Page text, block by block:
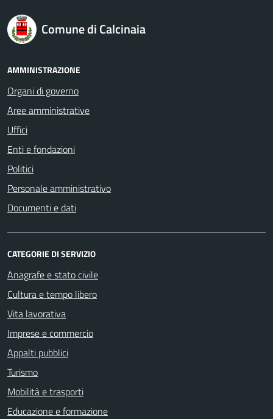
logo Unione Europea
Comune di Calcinaia
AMMINISTRAZIONE
Organi di governo
Aree amministrative
Uffici
Enti e fondazioni
Politici
Personale amministrativo
Documenti e dati
CATEGORIE DI SERVIZIO
Anagrafe e stato civile
Cultura e tempo libero
Vita lavorativa
Imprese e commercio
Appalti pubblici
Turismo
Mobilità e trasporti
Educazione e formazione